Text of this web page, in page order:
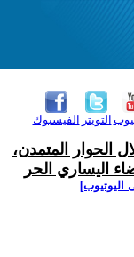
الفيسبوك التويتر
الحوار المتمدن،
اليساري الحر
اليوتيوب]